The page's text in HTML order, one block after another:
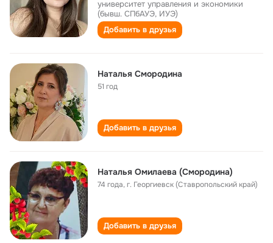
университет управления и экономики
(бывш. СПбАУЭ, ИУЭ)
Добавить в друзья
Наталья Смородина
51 год
Добавить в друзья
Наталья Омилаева (Смородина)
74 года,г. Георгиевск (Ставропольский край)
Добавить в друзья